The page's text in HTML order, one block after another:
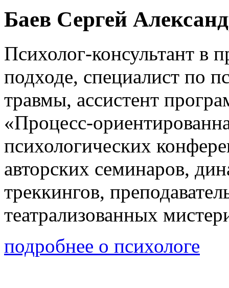
Баев Сергей
Психолог-консультант в
подходе, специалист по
травмы, ассистент
«Процесс-
психологических
авторских семинаров,
треккингов,
театрализованных
подробнее о психологе